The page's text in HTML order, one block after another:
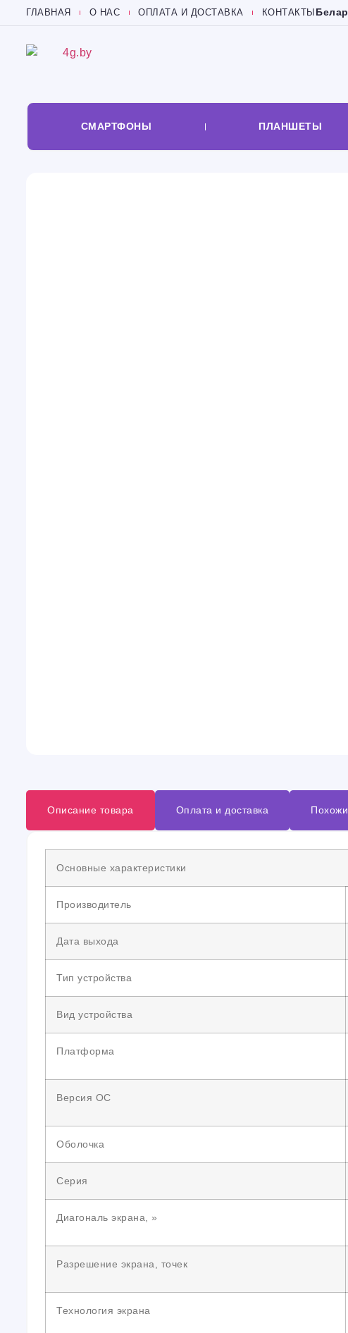
ГЛАВНАЯ О НАС ОПЛАТА И ДОСТАВКА КОНТАКТЫ
СМАРТФОНЫ ПЛАНШЕТЫ
Описание товара Оплата и доставка
Основные характеристики
Производитель
Дата выхода
Тип устройства
Вид устройства
Платформа
Версия ОС
Оболочка
Серия
Диагональ экрана, »
Разрешение экрана, точек
Технология экрана